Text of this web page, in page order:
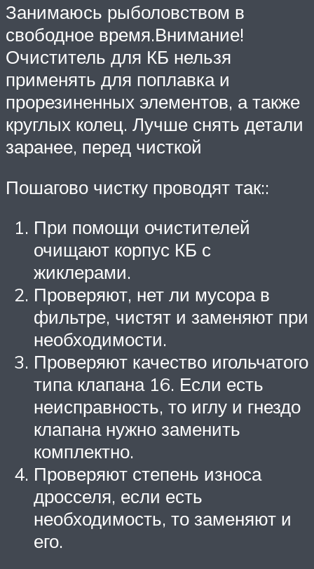
Занимаюсь рыболовством в
свободное время.Внимание!
Очиститель для КБ нельзя
применять для поплавка и
прорезиненных элементов, а также
круглых колец. Лучше снять детали
заранее, перед чисткой
Пошагово чистку проводят так::
При помощи очистителей
очищают корпус КБ с
жиклерами.
Проверяют, нет ли мусора в
фильтре, чистят и заменяют при
необходимости.
Проверяют качество игольчатого
типа клапана 16. Если есть
неисправность, то иглу и гнездо
клапана нужно заменить
комплектно.
Проверяют степень износа
дросселя, если есть
необходимость, то заменяют и
его.